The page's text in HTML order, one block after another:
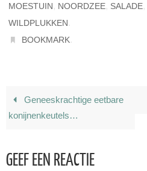
MOESTUIN, NOORDZEE, SALADE,
WILDPLUKKEN.
BOOKMARK.
Geneeskrachtige eetbare
konijnenkeutels…
GEEF EEN REACTIE